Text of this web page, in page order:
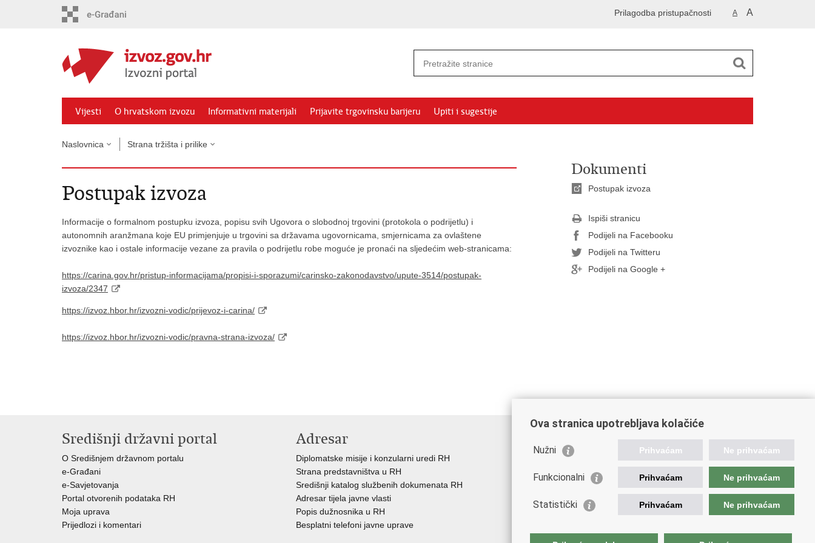
A A
Prilagodba pristupačnosti
Vijesti O hrvatskom izvozu Informativni materijali Prijavite trgovinsku barijeru Upiti i sugestije
Naslovnica Strana tržišta i prilike
Postupak izvoza
Informacije o formalnom postupku izvoza, popisu svih Ugovora o slobodnoj trgovini (protokola o podrijetlu) i
autonomnih aranžmana koje EU primjenjuje u trgovini sa državama ugovornicama, smjernicama za ovlaštene
izvoznike kao i ostale informacije vezane za pravila o podrijetlu robe moguće je pronaći na sljedećim web-stranicama:
https://carina.gov.hr/pristup-informacijama/propisi-i-sporazumi/carinsko-zakonodavstvo/upute-3514/postupak-
izvoza/2347
https://izvoz.hbor.hr/izvozni-vodic/prijevoz-i-carina/
https://izvoz.hbor.hr/izvozni-vodic/pravna-strana-izvoza/
Dokumenti
Postupak izvoza
Ispiši stranicu
Podijeli na Facebooku
Podijeli na Twitteru
Podijeli na Google +
Središnji državni portal
O Središnjem državnom portalu
e-Građani
e-Savjetovanja
Portal otvorenih podataka RH
Moja uprava
Prijedlozi i komentari
Adresar
Diplomatske misije i konzularni uredi RH
Strana predstavništva u RH
Središnji katalog službenih dokumenata RH
Adresar tijela javne vlasti
Popis dužnosnika u RH
Besplatni telefoni javne uprave
Gospodarska diplomacija
Hrvatska gospodarska komora
Hrvatski izvoznici
Hrvatska udruga poslodavaca
Hrvatska obrtnička komora
Ova stranica upotrebljava kolačiće
Nužni Prihvaćam Ne prihvaćam
Funkcionalni Prihvaćam Ne prihvaćam
Statistički Prihvaćam Ne prihvaćam